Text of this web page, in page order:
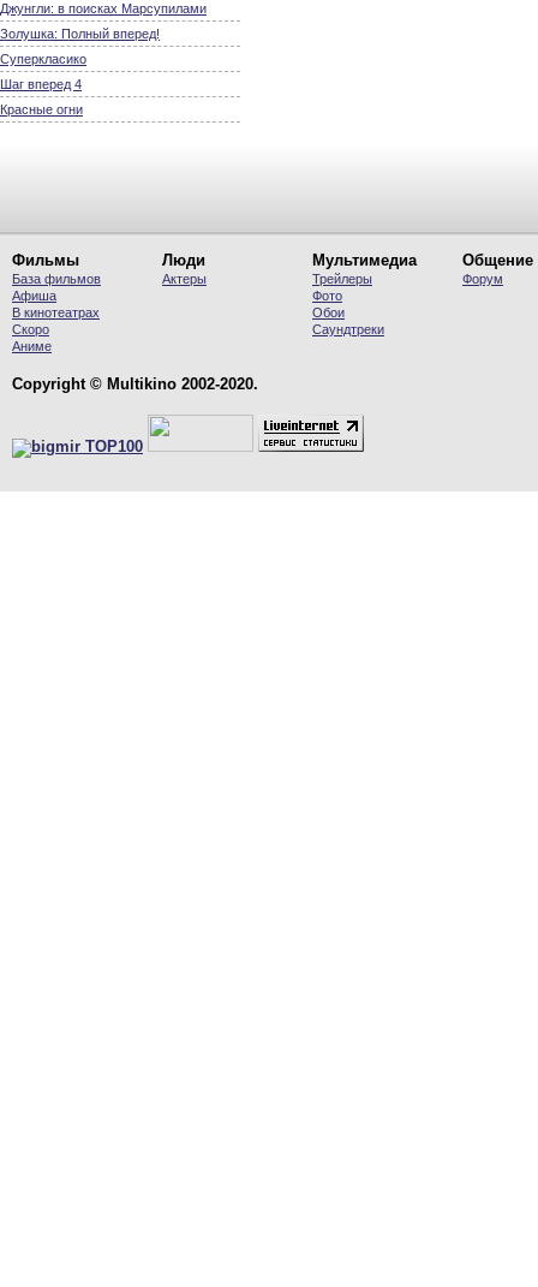
Джунгли: в поисках Марсупилами
Золушка: Полный вперед!
Суперкласико
Шаг вперед 4
Красные огни
Фильмы
База фильмов
Афиша
В кинотеатрах
Скоро
Аниме
Люди
Актеры
Мультимедиа
Трейлеры
Фото
Обои
Саундтреки
Общение
Форум
Copyright © Multikino 2002-2020.